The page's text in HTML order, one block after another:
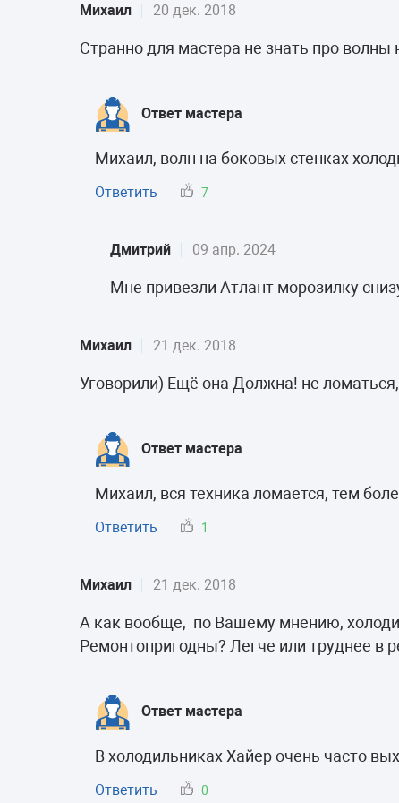
Михаил 20 дек. 2018
Странно для мастера не знать про волны
Ответ мастера
Михаил, волн на боковых стенках
Ответить 7
Дмитрий 09 апр. 2024
Мне привезли Атлант морозилку
Михаил 21 дек. 2018
Уговорили) Ещё она Должна! не
Ответ мастера
Михаил, вся техника ломается, тем
Ответить 1
Михаил 21 дек. 2018
А как вообще, по Вашему мнению,
Ремонтопригодны? Легче или труднее в
Ответ мастера
В холодильниках Хайер очень часто
Ответить 0